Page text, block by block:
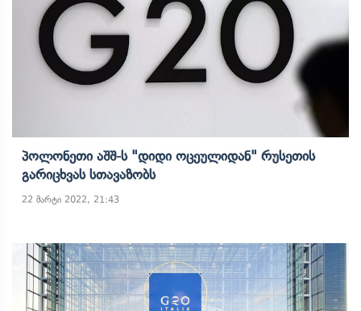
Პოლონეთი Აშშ-Ს "დიდი Ოცეულიდან" Რუსეთის
Გარიცხვას Სთავაზობს
22 მარტი 2022, 21:43